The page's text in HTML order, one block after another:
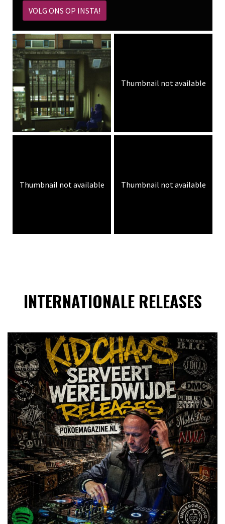
VOLG ONS OP INSTA!
Thumbnail not available
Thumbnail not available Thumbnail not available
INTERNATIONALE RELEASES